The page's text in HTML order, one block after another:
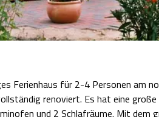
Ferienhaus für 2-4 Personen am
voll eingerichtete Wohnküche, ein
und 2 Schlafräume. Mit dem